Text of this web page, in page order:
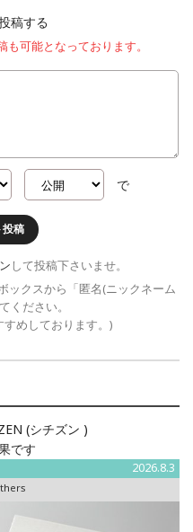
稿する
可能となっております。
で
投稿
して投稿下さいませ。
ックスから「匿名(ニックネーム
ください。
すめしております。)
(シチズン )
です
2026.8.3